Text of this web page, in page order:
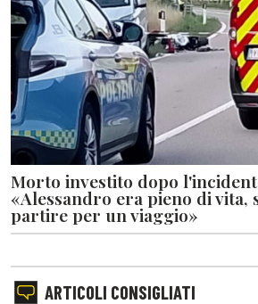
Morto investito dopo
«Alessandro era pieno di vita,
partire per un viaggio»
ARTICOLI CONSIGLIATI